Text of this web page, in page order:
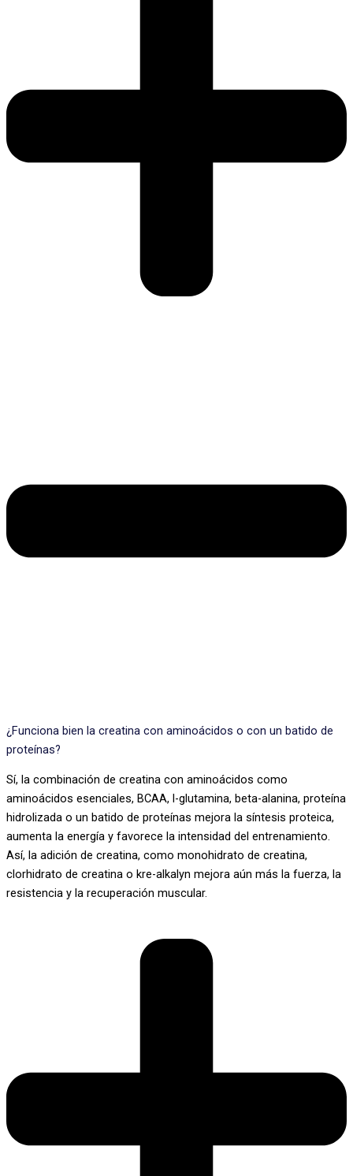
¿Funciona bien la creatina con aminoácidos o con un batido de
proteínas?
Sí, la combinación de creatina con aminoácidos como
aminoácidos esenciales, BCAA, l-glutamina, beta-alanina, proteína
hidrolizada o un batido de proteínas mejora la síntesis proteica,
aumenta la energía y favorece la intensidad del entrenamiento.
Así, la adición de creatina, como monohidrato de creatina,
clorhidrato de creatina o kre-alkalyn mejora aún más la fuerza, la
resistencia y la recuperación muscular.